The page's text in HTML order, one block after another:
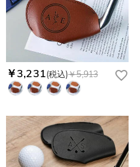
￥3,231(税込)￥5,913